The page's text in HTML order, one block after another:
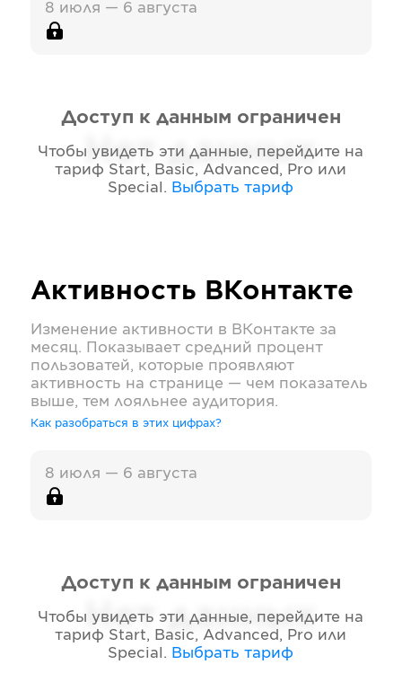
8 июля — 6 августа
Нет данных
Доступ к данным ограничен
Чтобы увидеть эти данные, перейдите на
тариф Start, Basic, Advanced, Pro или
Special . Выбрать тариф
Активность ВКонтакте
Изменение активности в ВКонтакте за
месяц. Показывает средний процент
пользоватей, которые проявляют
активность на странице — чем показатель
выше, тем лояльнее аудитория.
Как разобраться в этих цифрах?
8 июля — 6 августа
Нет данных
Доступ к данным ограничен
Чтобы увидеть эти данные, перейдите на
тариф Start, Basic, Advanced, Pro или
Special . Выбрать тариф